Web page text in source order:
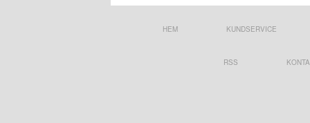
HEM KUNDSERVICE
RSS